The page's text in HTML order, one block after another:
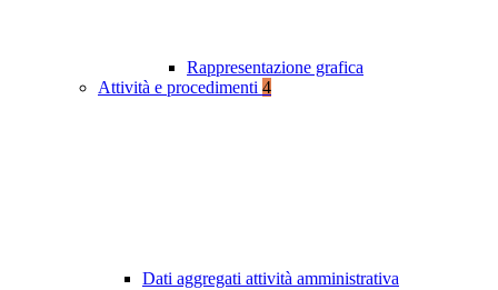
Rappresentazione grafica
Attività e procedimenti 4
Dati aggregati attività amministrativa